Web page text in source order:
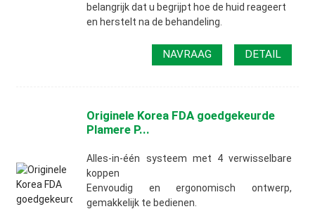
belangrijk dat u begrijpt hoe de huid reageert
en herstelt na de behandeling.
NAVRAAG DETAIL
Originele Korea FDA goedgekeurde
Plamere P...
Alles-in-één systeem met 4 verwisselbare
koppen
Eenvoudig en ergonomisch ontwerp,
gemakkelijk te bedienen.